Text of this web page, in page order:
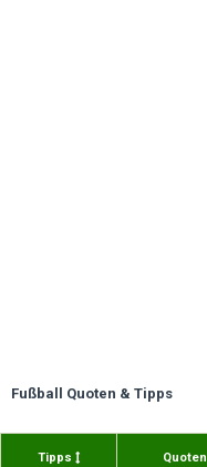
Fußball Quoten & Tipps
Tipps Quoten